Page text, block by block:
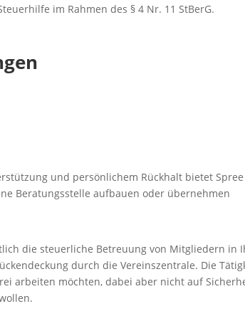
im Rahmen des § 4 Nr. 11 StBerG.
und persönlichem Rückhalt bietet
Beratungsstelle aufbauen oder übernehmen
die steuerliche Betreuung von Mitgliedern in
durch die Vereinszentrale. Die
arbeiten möchten, dabei aber nicht auf